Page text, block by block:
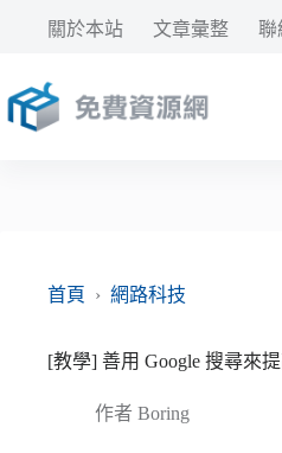
要
內
關於本站 文章彙整 聯
首頁 › 網路科技
[教學] 善用 Google 搜尋來
作者 Boring